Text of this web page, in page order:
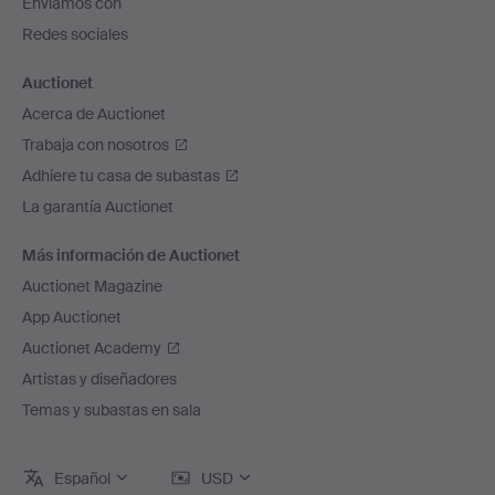
página
Redes sociales
Auctionet
Acerca de Auctionet
Trabaja con nosotros
Adhiere tu casa de subastas
La garantía Auctionet
Más información de Auctionet
Auctionet Magazine
App Auctionet
Auctionet Academy
Artistas y diseñadores
Temas y subastas en sala
Español USD